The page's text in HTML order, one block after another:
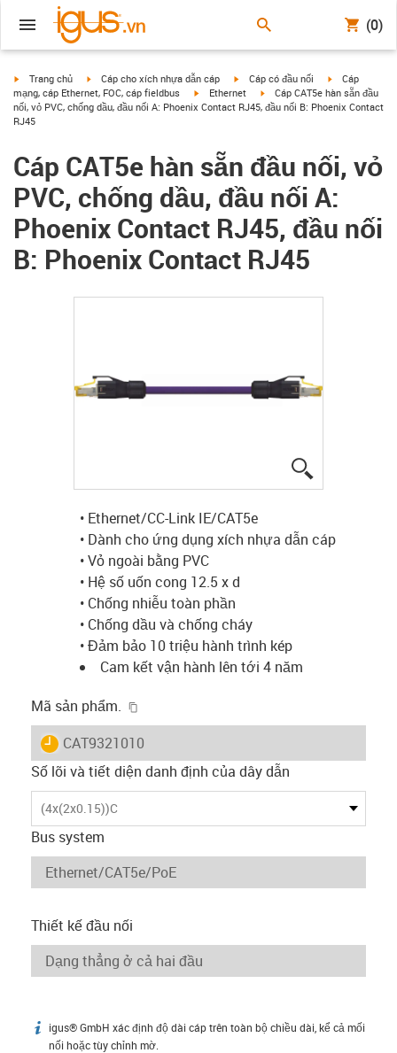
(0)
igus-icon-arrow-right
Trang chủ igus-icon-arrow-right
Cáp cho xích nhựa dẫn cáp igus-icon-arrow-right
Cáp có đầu nối igus-icon-
Cáp
mạng, cáp Ethernet, FOC, cáp fieldbus
igus-icon-arrow-right
Ethernet igus-icon-arrow-right
Cáp CAT5e hàn sẵn đầu
nối, vỏ PVC, chống dầu, đầu nối A: Phoenix Contact RJ45, đầu nối B: Phoenix Contact
RJ45
Cáp CAT5e hàn sẵn đầu nối, vỏ
PVC, chống dầu, đầu nối A:
Phoenix Contact RJ45, đầu nối
B: Phoenix Contact RJ45
• Ethernet/CC-Link IE/CAT5e
• Dành cho ứng dụng xích nhựa dẫn cáp
• Vỏ ngoài bằng PVC
• Hệ số uốn cong 12.5 x d
• Chống nhiễu toàn phần
• Chống dầu và chống cháy
• Đảm bảo 10 triệu hành trình kép
Cam kết vận hành lên tới 4 năm
Mã sản phẩm.
igus-icon-lieferzeit
CAT9321010
Số lõi và tiết diện danh định của dây dẫn
(4x(2x0.15))C
Bus system
Thiết kế đầu nối
igus-icon-info
igus® GmbH xác định độ dài cáp trên toàn bộ chiều dài, kể cả mối
nối hoặc tùy chỉnh mờ.